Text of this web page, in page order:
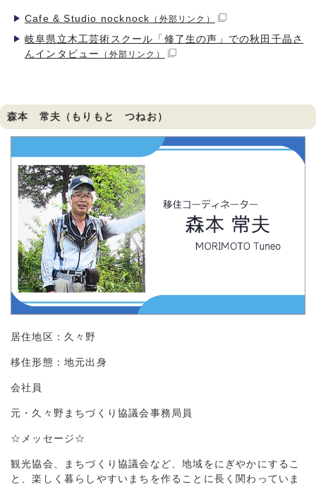
Cafe & Studio nocknock （外部リンク）
岐阜県立木工芸術スクール「修了生の声」での秋田千晶さ
んインタビュー
（外部リンク）
森本 常夫（もりもと つねお）
居住地区：久々野
移住形態：地元出身
会社員
元・久々野まちづくり協議会事務局員
☆メッセージ☆
観光協会、まちづくり協議会など、地域をにぎやかにするこ
と、楽しく暮らしやすいまちを作ることに長く関わっていま